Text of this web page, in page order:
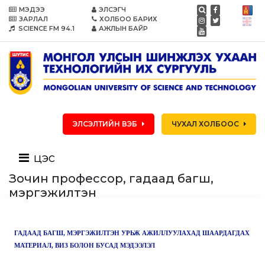
МЭДЭЭ
ЗАРЛАЛ
SCIENCE FM 94.1
ЭЛСЭГЧ
ХОЛБОО БАРИХ
АЖЛЫН БАЙР
ЭЛСЭЛТИЙН ВЭБ ЧУХАЛ ХОЛБООС
цэс
Зочин профессор, гадаад багш,
мэргэжилтэн
ГАДААД БАГШ, МЭРГЭЖИЛТЭН УРЬЖ АЖИЛЛУУЛАХАД ШААРДАГДАХ
МАТЕРИАЛ, ВИЗ БОЛОН БУСАД МЭДЭЭЛЭЛ